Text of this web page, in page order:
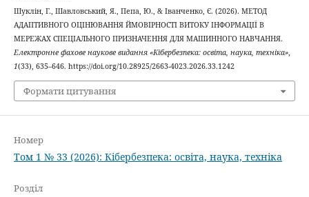
Шуклін, Г., Шавловський, Я., Пепа, Ю., & Іванченко, Є. (2026). МЕТОД
АДАПТИВНОГО ОЦІНЮВАННЯ ЙМОВІРНОСТІ ВИТОКУ ІНФОРМАЦІЇ В
МЕРЕЖАХ СПЕЦІАЛЬНОГО ПРИЗНАЧЕННЯ ДЛЯ МАШИННОГО НАВЧАННЯ.
Електронне фахове наукове видання «Кібербезпека: освіта, наука, техніка»,
1(33), 635–646. https://doi.org/10.28925/2663-4023.2026.33.1242
Формати цитування
Номер
Том 1 № 33 (2026): Кібербезпека: освіта, наука, техніка
Розділ